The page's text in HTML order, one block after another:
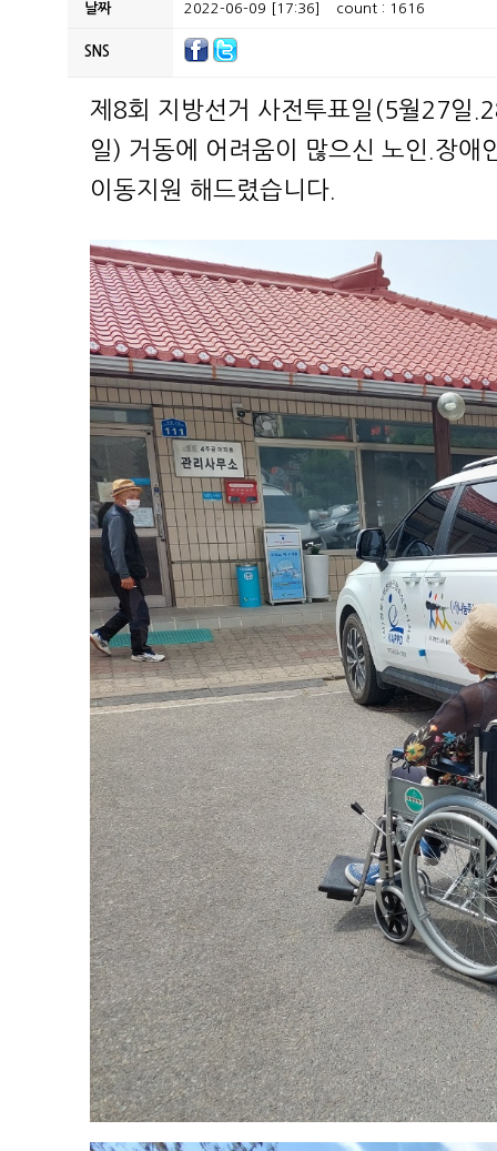
날짜 2022-06-09 [17:36] count : 1616
SNS
제8회 지방선거 사전투표일(5월27일
일) 거동에 어려움이 많으신 노인.장애
이동지원 해드렸습니다.